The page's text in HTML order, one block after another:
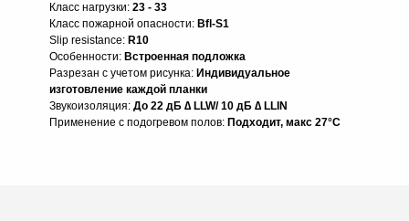
Класс нагрузки: 23 - 33
Класс пожарной опасности: Bfl-S1
Slip resistance: R10
Особенности: Встроенная подложка
Разрезан с учетом рисунка: Индивидуальное
изготовление каждой планки
Звукоизоляция: До 22 дБ ∆ LLW/ 10 дБ ∆ LLIN
Применение с подогревом полов: Подходит, макс 27°C